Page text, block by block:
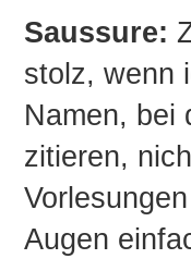
Saussure:
stolz, wenn
Namen, bei
zitieren,
Augen